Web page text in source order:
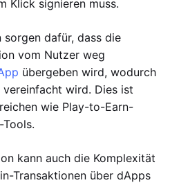
Klick signieren muss.
sorgen dafür, dass die
vom Nutzer weg
übergeben wird, wodurch
wird. Dies ist
wie Play-to-Earn-
kann auch die Komplexität
Transaktionen über dApps